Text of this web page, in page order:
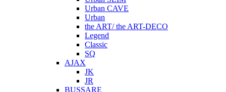
Urban CAVE
Urban
the ART/ the ART-DECO
Legend
Classic
SQ
AJAX
JK
JR
BUSSARE